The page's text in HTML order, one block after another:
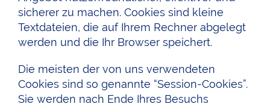
sicherer zu machen. Cookies sind kleine
Textdateien, die auf Ihrem Rechner abgelegt
werden und die Ihr Browser speichert.
Die meisten der von uns verwendeten
Cookies sind so genannte “Session-Cookies”.
Sie werden nach Ende Ihres Besuchs